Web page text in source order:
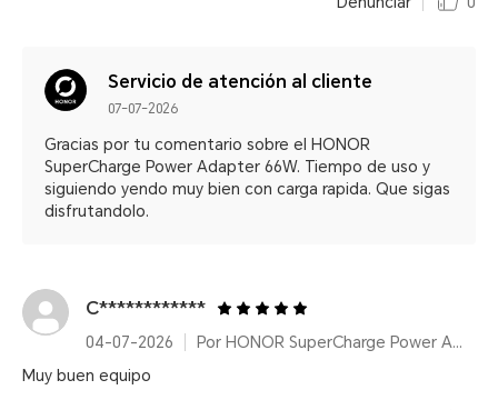
Servicio de atención al cliente
07-07-2026
Gracias por tu comentario sobre el HONOR
SuperCharge Power Adapter 66W. Tiempo de uso y
siguiendo yendo muy bien con carga rapida. Que sigas
disfrutandolo.
C************
04-07-2026
Por HONOR SuperCharge Power Adapter (Max 66W) White
Muy buen equipo